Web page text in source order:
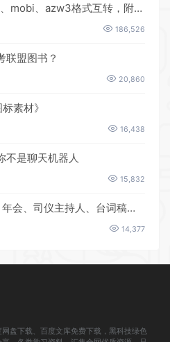
azw3格式互转，附海量电子书籍资源
186,526
联盟图书？
20,860
素材》
16,438
不是聊天机器人
15,832
、台词稿、节日生日、晚会、开场、开场白素材
14,377
盘下载、百度文库免费下载，黑科技绿色